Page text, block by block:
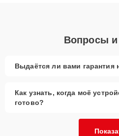
Вопросы и
Выдаётся ли вами гарантия
Как узнать, когда моё
готово?